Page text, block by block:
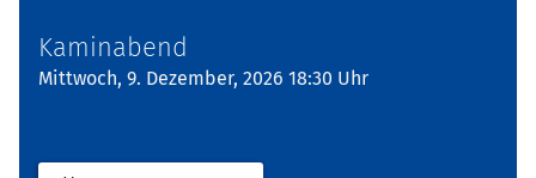
Kaminabend
Mittwoch, 9. Dezember, 2026 18:30 Uhr